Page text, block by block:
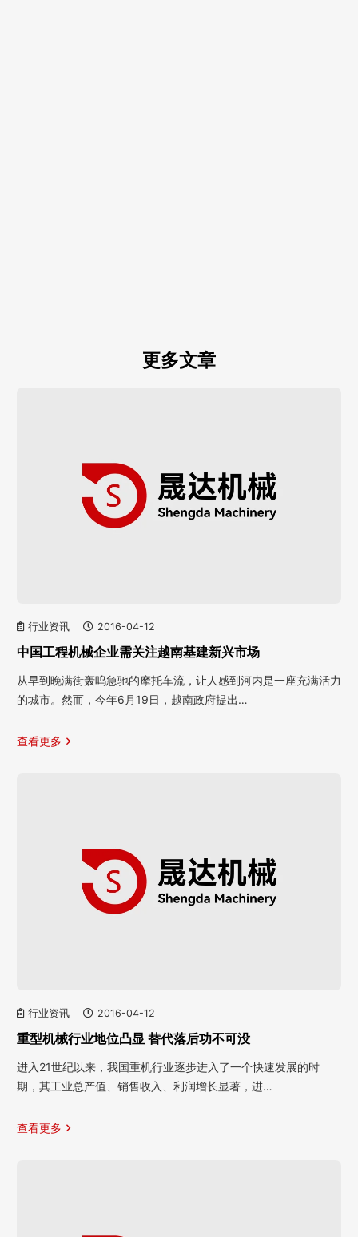
更多文章
行业资讯 2016-04-12
中国工程机械企业需关注越南基建新兴市场
从早到晚满街轰呜急驰的摩托车流，让人感到河内是一座充满活力
的城市。然而，今年6月19日，越南政府提出…
查看更多
行业资讯 2016-04-12
重型机械行业地位凸显 替代落后功不可没
进入21世纪以来，我国重机行业逐步进入了一个快速发展的时
期，其工业总产值、销售收入、利润增长显著，进…
查看更多